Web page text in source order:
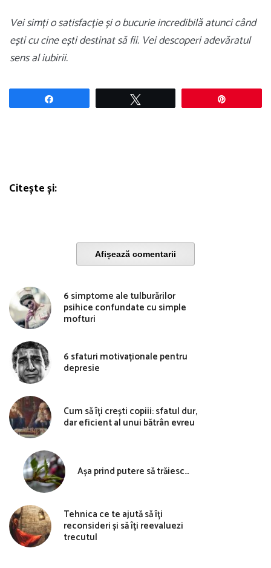
Vei simți o satisfacție și o bucurie incredibilă atunci când
ești cu cine ești destinat să fii. Vei descoperi adevăratul
sens al iubirii.
Citește și:
Afișează comentarii
6 simptome ale tulburărilor
psihice confundate cu simple
mofturi
6 sfaturi motivaționale pentru
depresie
Cum să îți crești copiii: sfatul dur,
dar eficient al unui bătrân evreu
Așa prind putere să trăiesc…
Tehnica ce te ajută să îți
reconsideri și să îți reevaluezi
trecutul